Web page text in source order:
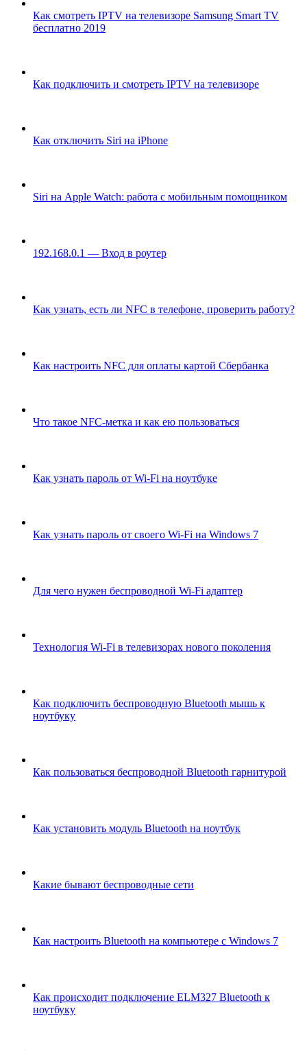
Как смотреть IPTV на телевизоре Samsung Smart TV
бесплатно 2019
Как подключить и смотреть IPTV на телевизоре
Как отключить Siri на iPhone
Siri на Apple Watch: работа с мобильным помощником
192.168.0.1 — Вход в роутер
Как узнать, есть ли NFC в телефоне, проверить работу?
Как настроить NFC для оплаты картой Сбербанка
Что такое NFC-метка и как ею пользоваться
Как узнать пароль от Wi-Fi на ноутбуке
Как узнать пароль от своего Wi-Fi на Windows 7
Для чего нужен беспроводной Wi-Fi адаптер
Технология Wi-Fi в телевизорах нового поколения
Как подключить беспроводную Bluetooth мышь к
ноутбуку
Как пользоваться беспроводной Bluetooth гарнитурой
Как установить модуль Bluetooth на ноутбук
Какие бывают беспроводные сети
Как настроить Bluetooth на компьютере с Windows 7
Как происходит подключение ELM327 Bluetooth к
ноутбуку